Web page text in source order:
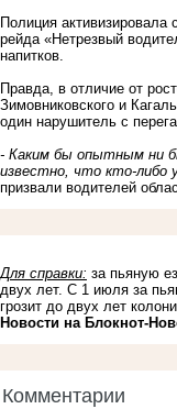
Полиция
рейда «Нетрезвый
напитков.
Правда, в отличие от
Зимовниковского и
один нарушитель с
- Каким бы опытным ни
известно, что кто-либо
призвали водителей
Для справки: за пьяную
двух лет. С 1 июля за
грозит до двух лет
Новости на Блoкнoт-
Комментарии